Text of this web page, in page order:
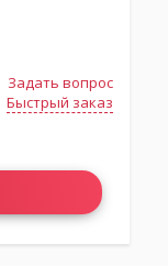
Задать вопрос
Быстрый заказ